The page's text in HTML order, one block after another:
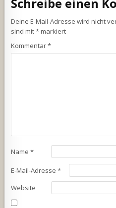
Deine E-Mail-Adresse wird nicht
sind mit*markiert
Kommentar*
Name*
E-Mail-Adresse*
Website